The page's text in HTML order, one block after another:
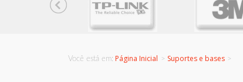
Você está em: Página Inicial Suportes e bases>